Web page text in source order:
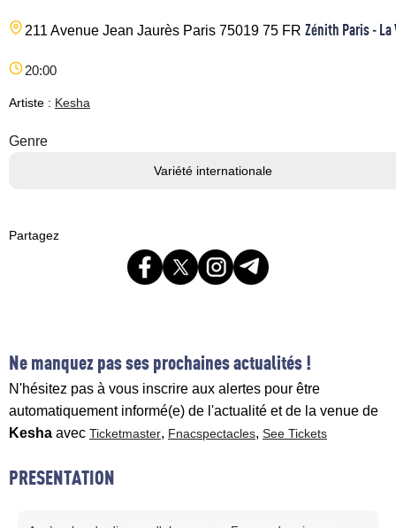
211 Avenue Jean Jaurès Paris 75019 75 FR Zénith Paris -
20:00
Artiste : Kesha
Genre
Variété internationale
Partagez
Ne manquez pas ses prochaines actualités !
N'hésitez pas à vous inscrire aux alertes pour être
automatiquement informé(e) de l'actualité et de la venue de
Kesha avec Ticketmaster, Fnacspectacles, See Tickets
PRESENTATION